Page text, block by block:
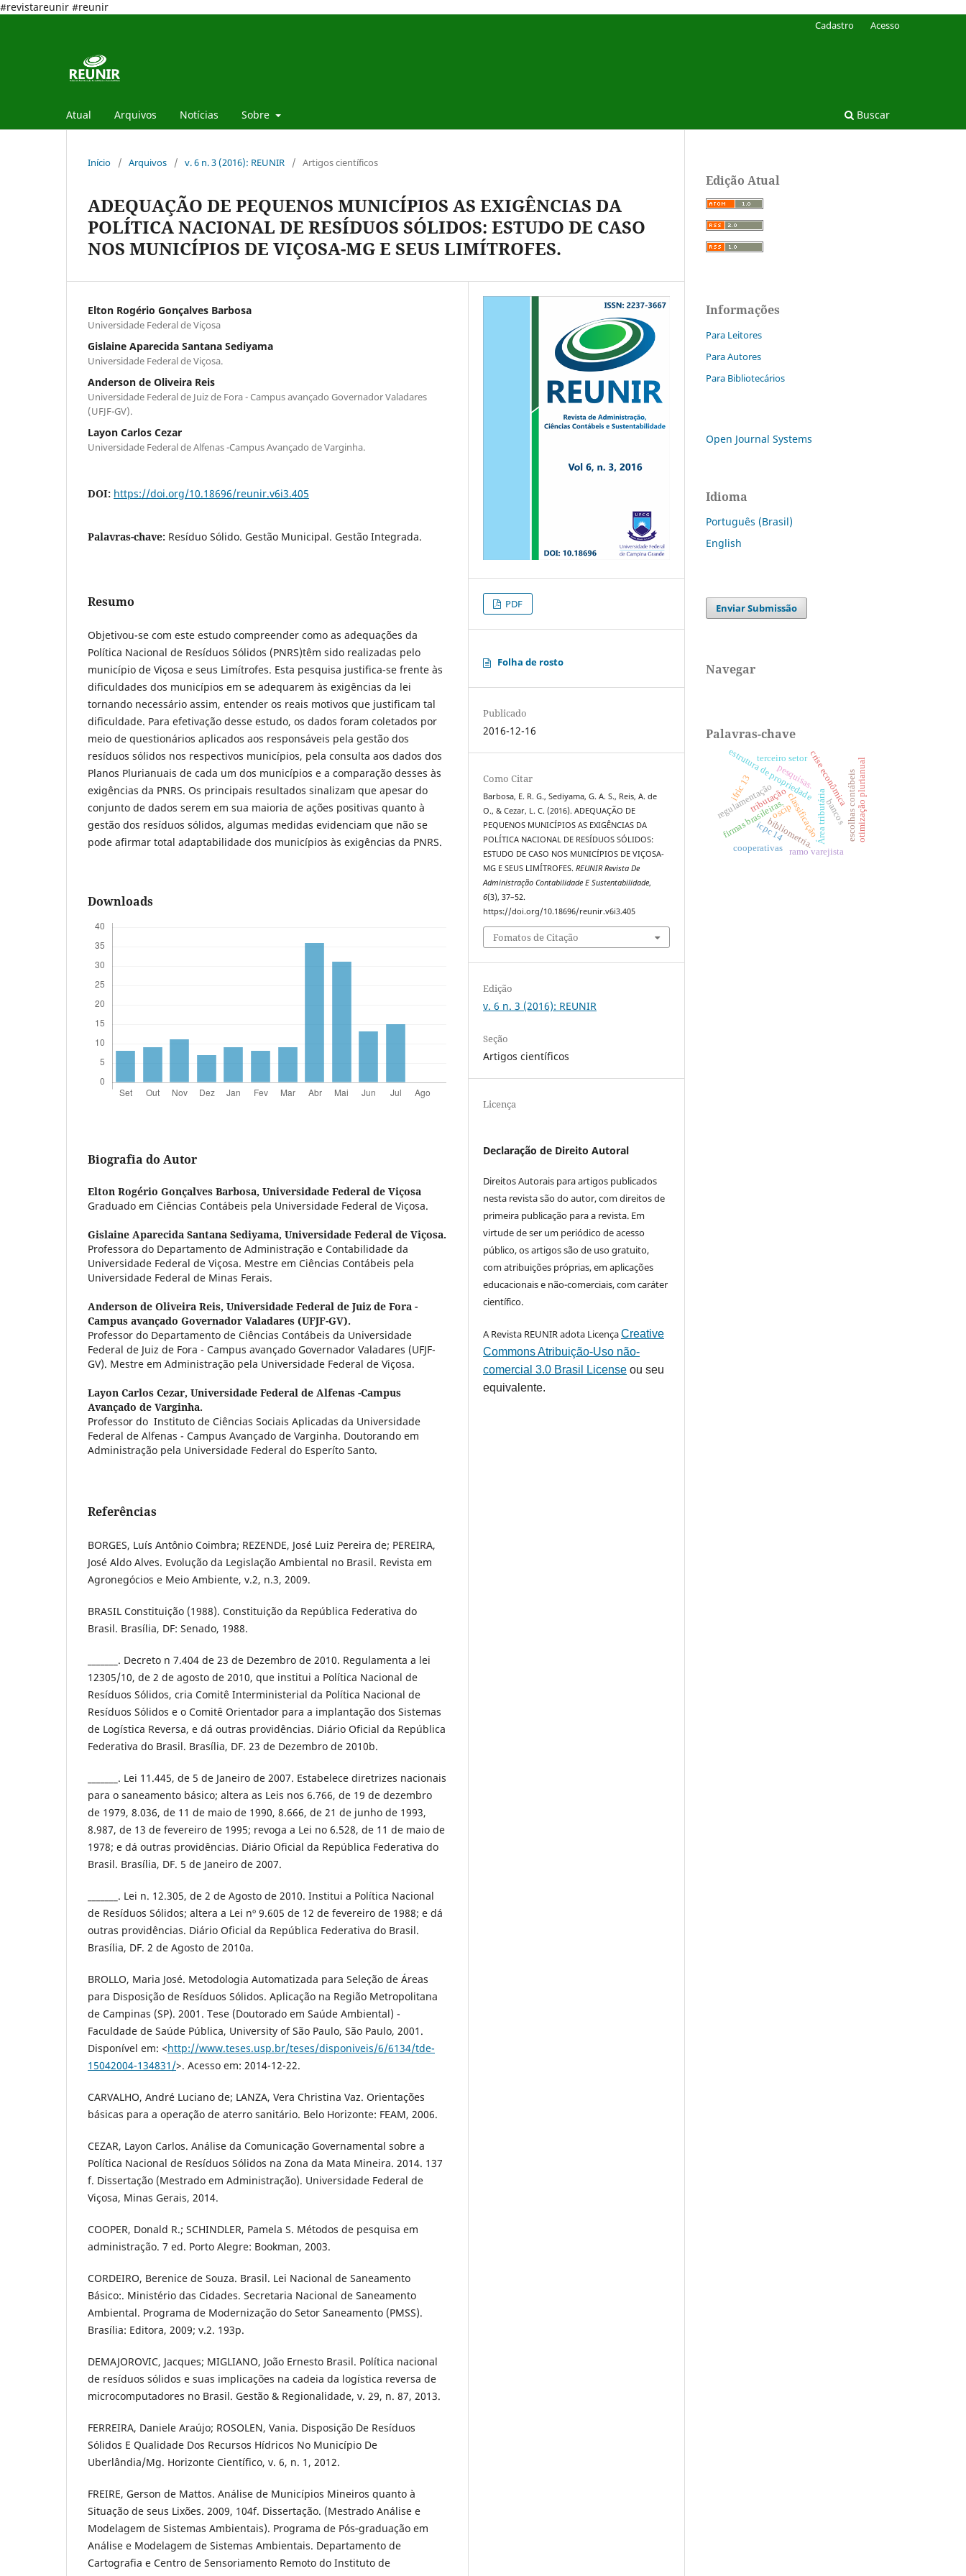
#revistareunir #reunir
Atual Arquivos Notícias Sobre Buscar
Cadastro Acesso
Início / Arquivos / v. 6 n. 3 (2016): REUNIR / Artigos científicos
ADEQUAÇÃO DE PEQUENOS MUNICÍPIOS AS EXIGÊNCIAS DA
POLÍTICA NACIONAL DE RESÍDUOS SÓLIDOS: ESTUDO DE CASO
NOS MUNICÍPIOS DE VIÇOSA-MG E SEUS LIMÍTROFES.
Elton Rogério Gonçalves Barbosa
Universidade Federal de Viçosa
Gislaine Aparecida Santana Sediyama
Universidade Federal de Viçosa.
Anderson de Oliveira Reis
Universidade Federal de Juiz de Fora - Campus avançado Governador Valadares
(UFJF-GV).
Layon Carlos Cezar
Universidade Federal de Alfenas -Campus Avançado de Varginha.
DOI: https://doi.org/10.18696/reunir.v6i3.405
Palavras-chave: Resíduo Sólido. Gestão Municipal. Gestão Integrada.
Resumo
Objetivou-se com este estudo compreender como as adequações da
Política Nacional de Resíduos Sólidos (PNRS)têm sido realizadas pelo
município de Viçosa e seus Limítrofes. Esta pesquisa justifica-se frente às
dificuldades dos municípios em se adequarem às exigências da lei
tornando necessário assim, entender os reais motivos que justificam tal
dificuldade. Para efetivação desse estudo, os dados foram coletados por
meio de questionários aplicados aos responsáveis pela gestão dos
resíduos sólidos nos respectivos municípios, pela consulta aos dados dos
Planos Plurianuais de cada um dos municípios e a comparação desses às
exigências da PNRS. Os principais resultados sinalizam que apesar do
conjunto de dados serem em sua maioria de ações positivas quanto à
gestão dos resíduos sólidos, algumas medidas evidenciam que não se
pode afirmar total adaptabilidade dos municípios às exigências da PNRS.
Downloads
Biografia do Autor
Elton Rogério Gonçalves Barbosa, Universidade Federal de Viçosa
Graduado em Ciências Contábeis pela Universidade Federal de Viçosa.
Gislaine Aparecida Santana Sediyama, Universidade Federal de Viçosa.
Professora do Departamento de Administração e Contabilidade da
Universidade Federal de Viçosa. Mestre em Ciências Contábeis pela
Universidade Federal de Minas Ferais.
Anderson de Oliveira Reis, Universidade Federal de Juiz de Fora -
Campus avançado Governador Valadares (UFJF-GV).
Professor do Departamento de Ciências Contábeis da Universidade
Federal de Juiz de Fora - Campus avançado Governador Valadares (UFJF-
GV). Mestre em Administração pela Universidade Federal de Viçosa.
Layon Carlos Cezar, Universidade Federal de Alfenas -Campus
Avançado de Varginha.
Professor do Instituto de Ciências Sociais Aplicadas da Universidade
Federal de Alfenas - Campus Avançado de Varginha. Doutorando em
Administração pela Universidade Federal do Esperíto Santo.
Referências
BORGES, Luís Antônio Coimbra; REZENDE, José Luiz Pereira de; PEREIRA,
José Aldo Alves. Evolução da Legislação Ambiental no Brasil. Revista em
Agronegócios e Meio Ambiente, v.2, n.3, 2009.
BRASIL Constituição (1988). Constituição da República Federativa do
Brasil. Brasília, DF: Senado, 1988.
_______. Decreto n 7.404 de 23 de Dezembro de 2010. Regulamenta a lei
12305/10, de 2 de agosto de 2010, que institui a Política Nacional de
Resíduos Sólidos, cria Comitê Interministerial da Política Nacional de
Resíduos Sólidos e o Comitê Orientador para a implantação dos Sistemas
de Logística Reversa, e dá outras providências. Diário Oficial da República
Federativa do Brasil. Brasília, DF. 23 de Dezembro de 2010b.
_______. Lei 11.445, de 5 de Janeiro de 2007. Estabelece diretrizes nacionais
para o saneamento básico; altera as Leis nos 6.766, de 19 de dezembro
de 1979, 8.036, de 11 de maio de 1990, 8.666, de 21 de junho de 1993,
8.987, de 13 de fevereiro de 1995; revoga a Lei no 6.528, de 11 de maio de
1978; e dá outras providências. Diário Oficial da República Federativa do
Brasil. Brasília, DF. 5 de Janeiro de 2007.
_______. Lei n. 12.305, de 2 de Agosto de 2010. Institui a Política Nacional
de Resíduos Sólidos; altera a Lei nº 9.605 de 12 de fevereiro de 1988; e dá
outras providências. Diário Oficial da República Federativa do Brasil.
Brasília, DF. 2 de Agosto de 2010a.
BROLLO, Maria José. Metodologia Automatizada para Seleção de Áreas
para Disposição de Resíduos Sólidos. Aplicação na Região Metropolitana
de Campinas (SP). 2001. Tese (Doutorado em Saúde Ambiental) -
Faculdade de Saúde Pública, University of São Paulo, São Paulo, 2001.
Disponível em: <http://www.teses.usp.br/teses/disponiveis/6/6134/tde-
15042004-134831/>. Acesso em: 2014-12-22.
CARVALHO, André Luciano de; LANZA, Vera Christina Vaz. Orientações
básicas para a operação de aterro sanitário. Belo Horizonte: FEAM, 2006.
CEZAR, Layon Carlos. Análise da Comunicação Governamental sobre a
Política Nacional de Resíduos Sólidos na Zona da Mata Mineira. 2014. 137
f. Dissertação (Mestrado em Administração). Universidade Federal de
Viçosa, Minas Gerais, 2014.
COOPER, Donald R.; SCHINDLER, Pamela S. Métodos de pesquisa em
administração. 7 ed. Porto Alegre: Bookman, 2003.
CORDEIRO, Berenice de Souza. Brasil. Lei Nacional de Saneamento
Básico:. Ministério das Cidades. Secretaria Nacional de Saneamento
Ambiental. Programa de Modernização do Setor Saneamento (PMSS).
Brasília: Editora, 2009; v.2. 193p.
DEMAJOROVIC, Jacques; MIGLIANO, João Ernesto Brasil. Política nacional
de resíduos sólidos e suas implicações na cadeia da logística reversa de
microcomputadores no Brasil. Gestão & Regionalidade, v. 29, n. 87, 2013.
FERREIRA, Daniele Araújo; ROSOLEN, Vania. Disposição De Resíduos
Sólidos E Qualidade Dos Recursos Hídricos No Município De
Uberlândia/Mg. Horizonte Científico, v. 6, n. 1, 2012.
FREIRE, Gerson de Mattos. Análise de Municípios Mineiros quanto à
Situação de seus Lixões. 2009, 104f. Dissertação. (Mestrado Análise e
Modelagem de Sistemas Ambientais). Programa de Pós‐graduação em
Análise e Modelagem de Sistemas Ambientais. Departamento de
Cartografia e Centro de Sensoriamento Remoto do Instituto de
PDF
Folha de rosto
Publicado
2016-12-16
Como Citar
Barbosa, E. R. G., Sediyama, G. A. S., Reis, A. de
O., & Cezar, L. C. (2016). ADEQUAÇÃO DE
PEQUENOS MUNICÍPIOS AS EXIGÊNCIAS DA
POLÍTICA NACIONAL DE RESÍDUOS SÓLIDOS:
ESTUDO DE CASO NOS MUNICÍPIOS DE VIÇOSA-
MG E SEUS LIMÍTROFES.REUNIR Revista De
Administração Contabilidade E Sustentabilidade,
6(3), 37–52.
https://doi.org/10.18696/reunir.v6i3.405
Fomatos de Citação
Edição
v. 6 n. 3 (2016): REUNIR
Seção
Artigos científicos
Licença
Declaração de Direito Autoral
Direitos Autorais para artigos publicados
nesta revista são do autor, com direitos de
primeira publicação para a revista. Em
virtude de ser um periódico de acesso
público, os artigos são de uso gratuito,
com atribuições próprias, em aplicações
educacionais e não-comerciais, com caráter
científico.
A Revista REUNIR adota LicençaCreative
Commons Atribuição-Uso não-
comercial 3.0 Brasil License ou seu
equivalente.
Edição Atual
Informações
Para Leitores
Para Autores
Para Bibliotecários
Open Journal Systems
Idioma
Português (Brasil)
English
Enviar Submissão
Navegar
Palavras-chave
classificaçãoÁrea tributária
tributação
estrutura de propriedade
firmas brasileiras.bibliometria.
bancos
crise econômica
regulamentação
pesquisas.
terceiro setor
oscip
ramo varejista
ifric 13 escolhas contábeisotimização plurianual
icpc 14
cooperativas